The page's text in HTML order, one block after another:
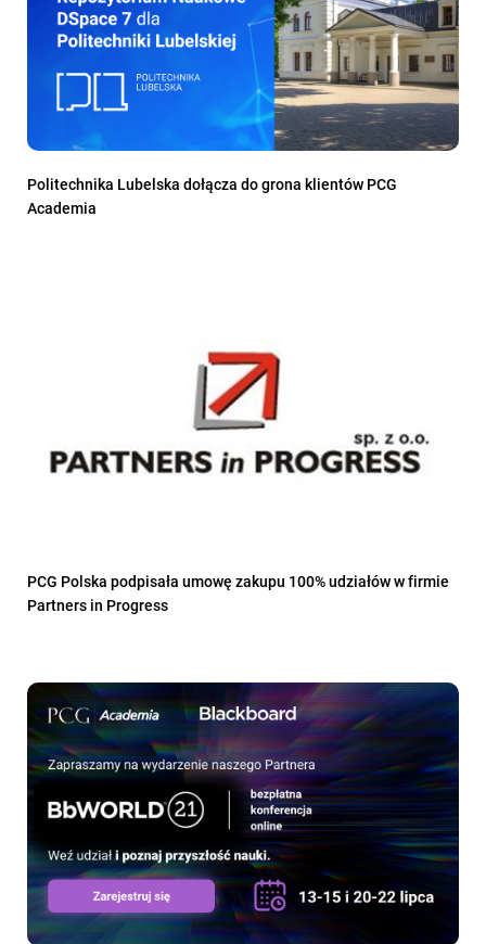
Politechnika Lubelska dołącza do grona klientów PCG
Academia
PCG Polska podpisała umowę zakupu 100% udziałów w firmie
Partners in Progress